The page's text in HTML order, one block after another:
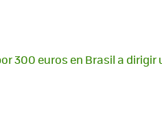
300 euros en Brasil a